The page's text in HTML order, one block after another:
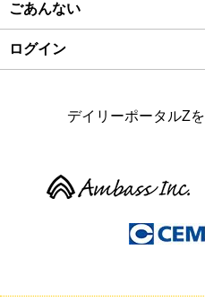
ごあんない
ログイン
デイリーポータルZ